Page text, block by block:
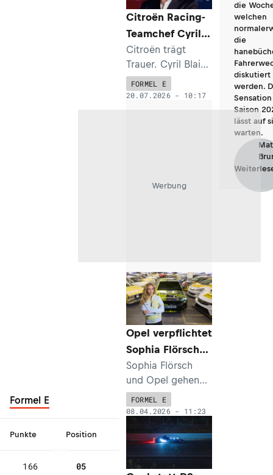
Formel E
Punkte Position 1 2 3
166 05
eingebunden. Im
Interview spricht
die Münchnerin
über ihre Rolle
und den
deutschen
Motorsport.
Citroën Racing-
Teamchef Cyril
Blais im Alter
von 43 Jahren
verstorben
Citroën trägt
Trauer. Cyril Blais,
Teamchef vom
Citroën Racing
japanischen Tokio
FORMEL E
20.07.2026 - 10:17
Werbung
Opel verpflichtet
Sophia Flörsch
für Formel E-
Programm
Sophia Flörsch
und Opel gehen
zukünftig
gemeinsame
Wege. Die 25-
Jährige aus
München wird
Test- und
FORMEL E
08.04.2026 - 11:23
die
welchen
die
diskutiert
werden.
Saison
lässt auf
warten.